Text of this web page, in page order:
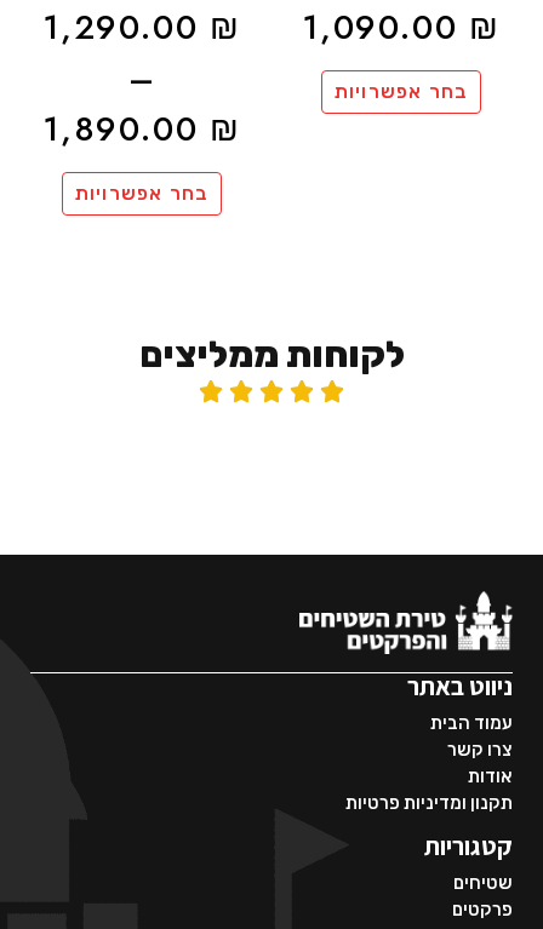
1,090.00 ₪
בחר אפשרויות
1,290.00 ₪
–
1,890.00 ₪
בחר אפשרויות
לקוחות ממליצים





ניווט באתר
עמוד הבית
צרו קשר
אודות
תקנון ומדיניות פרטיות
קטגוריות
שטיחים
פרקטים